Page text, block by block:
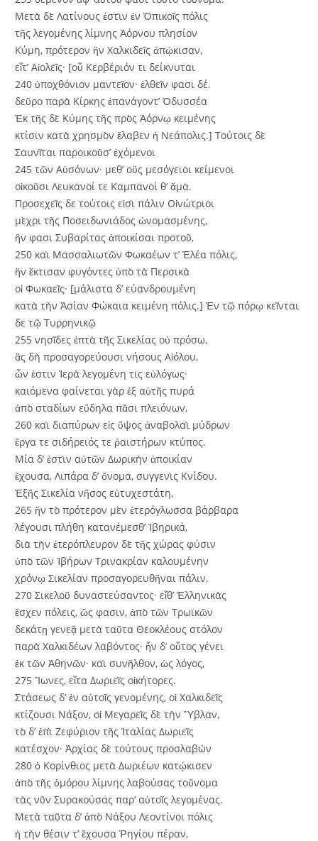
Μετὰ δὲ Λατίνους ἐστὶν ἐν Ὀπικοῖς πόλις
τῆς λεγομένης λίμνης Ἀόρνου πλησίον
Κύμη, πρότερον ἣν Χαλκιδεῖς ἀπῴκισαν,
εἶτ’ Αἰολεῖς· [οὗ Κερβέριόν τι δείκνυται
240 ὑποχθόνιον μαντεῖον· ἐλθεῖν φασι δέ.
δεῦρο παρὰ Κίρκης ἑπανάγοντ’ Ὀδυσσέα
Ἐκ τῆς δὲ Κύμης τῆς πρὸς Ἀόρνῳ κειμένης
κτίσιν κατὰ χρησμὸν ἔλαβεν ἡ Νεάπολις.] Τούτοις δὲ
Σαυνῖται παροικοῦσ’ ἐχόμενοι
245 τῶν Αὐσόνων· μεθ’ οὓς μεσόγειοι κείμενοι
οἰκοῦσι Λευκανοί τε Καμπανοί θ’ ἅμα.
Προσεχεῖς δε τούτοις εἰσὶ πάλιν Οἰνώτριοι
μὲχρι τῆς Ποσειδωνιάδος ὠνομασμένης,
ἥν φασι Συβαρίτας ἀποικίσαι προτοῦ,
250 καὶ Μασσαλιωτῶν Φωκαέων τ’ Ἐλέα πόλις,
ἣν ἔκτισαν φυγόντες ὑπὸ τὰ Περσικὰ
οἱ Φωκαεῖς· [μάλιστα δ’ εύανδρουμένη
κατὰ τὴν Ἀσίαν Φώκαια κειμένη πόλις.] Ἐν τῷ πόρῳ κεῖνται
δε τῷ Τυρρηνικῷ
255 νησῖδες ἑπτὰ τῆς Σικελίας οὐ πρόσω,
ἃς δὴ προσαγορεύουσι νήσους Αἰόλου,
ὧν ἐστιν Ἱερὰ λεγομένη τις εὐλόγως·
καιόμενα φαίνεται γὰρ ἐξ αὐτῆς πυρά
ἀπὸ σταδίων εὔδηλα πᾶσι πλειόνων,
260 καὶ διαπύρων εἰς ὕψος ἀναβολαὶ μύδρων
ἔργα τε σιδήρειός τε ῥαιστήρων κτύπος.
Μία δ’ ἐστὶν αὐτῶν Δωρικὴν ἀποικίαν
ἔχουσα, Λιπάρα δ’ ὄνομα, συγγενὶς Κνίδου.
Ἑξῆς Σικελία νῆσος εὐτυχεστάτη,
265 ἣν τὸ πρότερον μὲν ἑτερόγλωσσα βάρβαρα
λέγουσι πλήθη κατανέμεσθ’ Ἰβηρικά,
διὰ τὴν ἑτερόπλευρον δὲ τῆς χώρας φύσιν
ὑπὸ τῶν Ἰβήρων Τρινακρίαν καλουμένην
χρόνῳ Σικελίαν προσαγορευθῆναι πάλιν,
270 Σικελοῦ δυναστεύσαντος· εἶθ’ Ἑλληνικὰς
ἔσχεν πόλεις, ὥς φασιν, ἀπὸ τῶν Τρωϊκῶν
δεκάτῃ γενεᾷ μετὰ ταῦτα Θεοκλέους στόλον
παρὰ Χαλκιδέων λαβόντος· ἦν δ’ οὗτος γένει
ἐκ τῶν Ἀθηνῶν· καὶ συνῆλθον, ὡς λόγος,
275 Ἴωνες, εἶτα Δωριεῖς οἰκήτορες.
Στάσεως δ’ ἐν αὐτοῖς γενομένης, οἱ Χαλκιδεῖς
κτίζουσι Νάξον, οἱ Μεγαρεῖς δὲ τὴν Ὕβλαν,
τὸ δ’ ἐπὶ Ζεφύριον τῆς Ἰταλίας Δωριεῖς
κατέσχον· Ἀρχίας δὲ τούτους προσλαβὼν
280 ὁ Κορίνθιος μετὰ Δωριέων κατῴκισεν
ἀπὸ τῆς ὁμόρου λίμνης λαβούσας τοὔνομα
τὰς νῦν Συρακούσας παρ’ αὐτοῖς λεγομένας.
Μετὰ ταῦτα δ’ ἀπὸ Νάξου Λεοντίνοι πόλις
ἡ τὴν θέσιν τ’ ἔχουσα Ῥηγίου πέραν,